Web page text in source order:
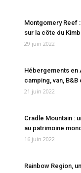
Montgomery Reef
sur la côte du
29 juin 2022
Hébergements en
camping, van, B&B
21 juin 2022
Cradle Mountain :
au patrimoine
16 juin 2022
Rainbow Region,